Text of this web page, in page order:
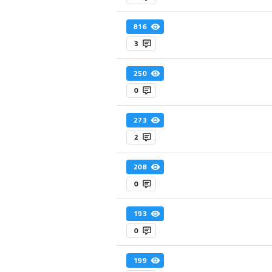
816
3
250
0
273
2
208
0
193
0
199